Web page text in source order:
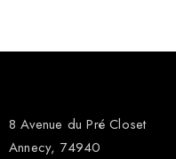
8 Avenue du Pré Closet
Annecy, 74940